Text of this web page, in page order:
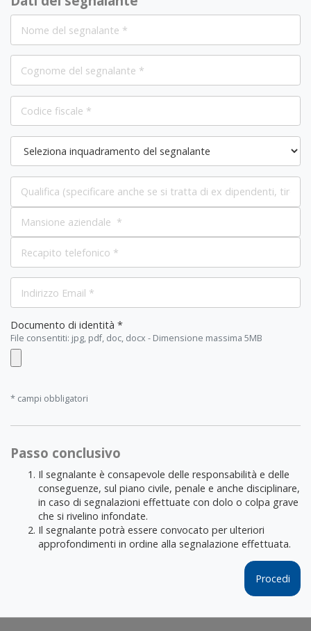
Documento di identità *
File consentiti: jpg, pdf, doc, docx - Dimensione massima 5MB
* campi obbligatori
Passo conclusivo
Il segnalante è consapevole delle responsabilità e delle
conseguenze, sul piano civile, penale e anche disciplinare,
in caso di segnalazioni effettuate con dolo o colpa grave
che si rivelino infondate.
Il segnalante potrà essere convocato per ulteriori
approfondimenti in ordine alla segnalazione effettuata.